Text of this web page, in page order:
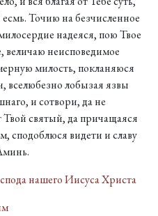
Точию на безчисленное
надеяся, пою Твое
величаю неисповедимое
милость, покланяюся
вселюбезно лобызая язвы
и сотвори, да не
Твой святый, да причащаяся
сподоблюся видети и славу
нашего Иисуса Христа